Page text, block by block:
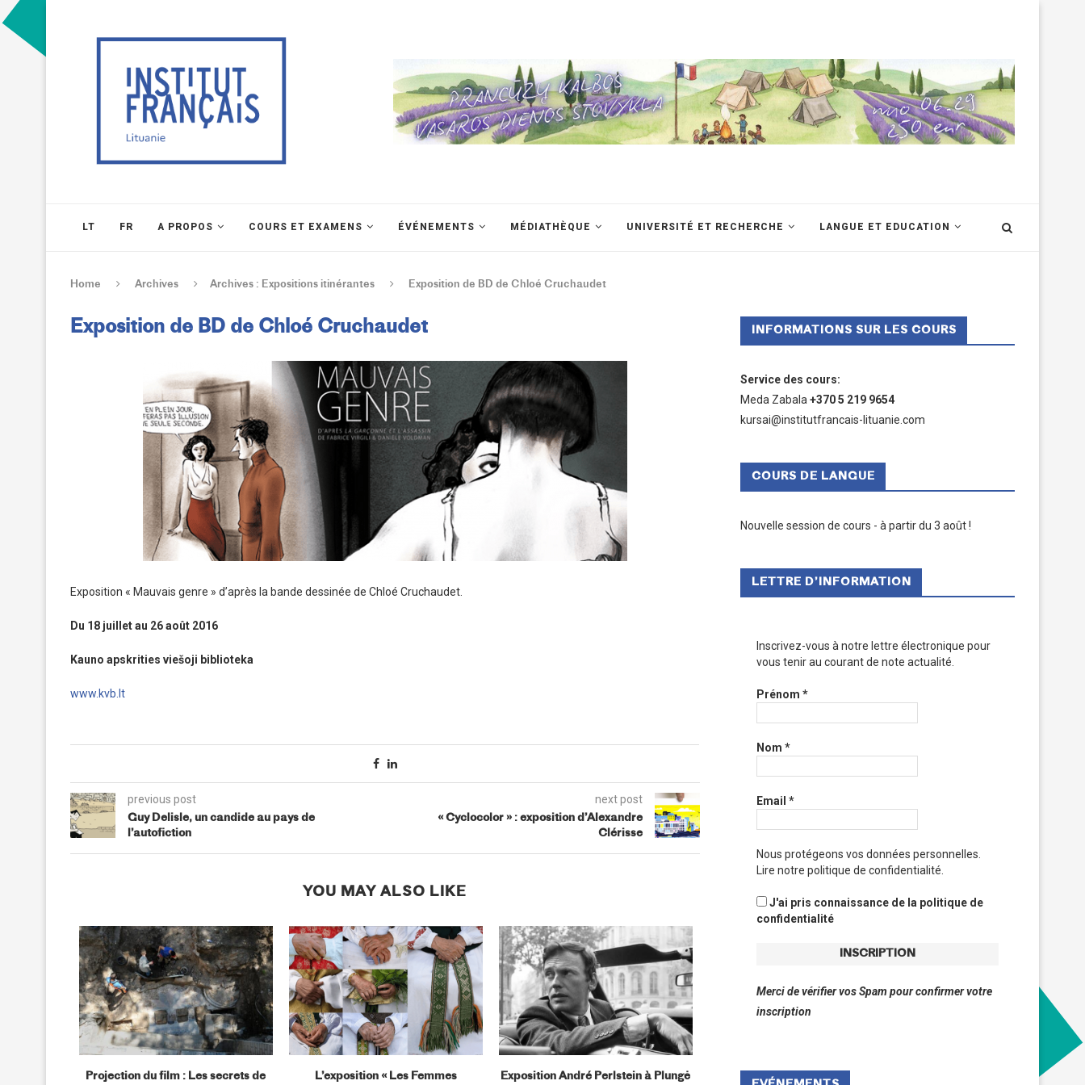
LT FR A PROPOS COURS ET EXAMENS ÉVÉNEMENTS MÉDIATHÈQUE UNIVERSITÉ ET RECHERCHE LANGUE ET EDUCATION
Home Archives Archives : Expositions itinérantes Exposition de BD de Chloé Cruchaudet
Exposition de BD de Chloé Cruchaudet
Exposition « Mauvais genre » d’après la bande dessinée de Chloé Cruchaudet.
Du 18 juillet au 26 août 2016
Kauno apskrities viešoji biblioteka
www.kvb.lt
previous post
Guy Delisle, un candide au pays de
l’autofiction
next post
« Cyclocolor » : exposition d’Alexandre
Clérisse
YOU MAY ALSO LIKE
Projection du film : Les secrets de
L’exposition « Les Femmes
Exposition André Perlstein à Plungė
Exposition « Collages de Jacques
« Cyclocolor » : exposition
INFORMATIONS SUR LES COURS
Service des cours:
Meda Zabala +370 5 219 9654
kursai@institutfrancais-lituanie.com
COURS DE LANGUE
Nouvelle session de cours - à partir du 3 août !
LETTRE D’INFORMATION
Inscrivez-vous à notre lettre électronique pour
vous tenir au courant de note actualité.
Prénom *
Nom *
Email *
Nous protégeons vos données personnelles.
Lire notre politique de confidentialité.
J'ai pris connaissance de la politique de
confidentialité
Merci de vérifier vos Spam pour confirmer votre
inscription